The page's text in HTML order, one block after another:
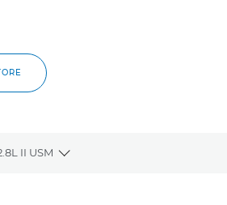
II USM
Toggle breadcrumbs